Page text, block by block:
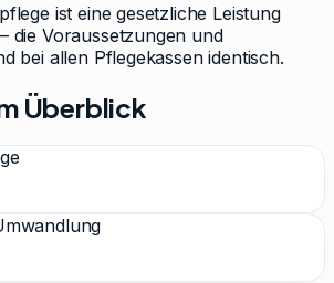
ist eine gesetzliche Leistung
die Voraussetzungen und
bei allen Pflegekassen identisch.
Überblick